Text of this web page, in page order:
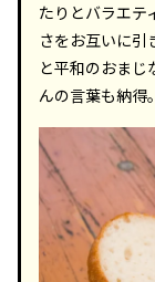
たりとバラエテ
さをお互いに引
と平和のおまじ
んの言葉も納得。